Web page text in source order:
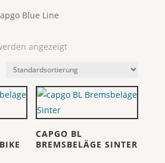
Blue Line
angezeigt
CAPGO BL
BREMSBELÄGE SINTER